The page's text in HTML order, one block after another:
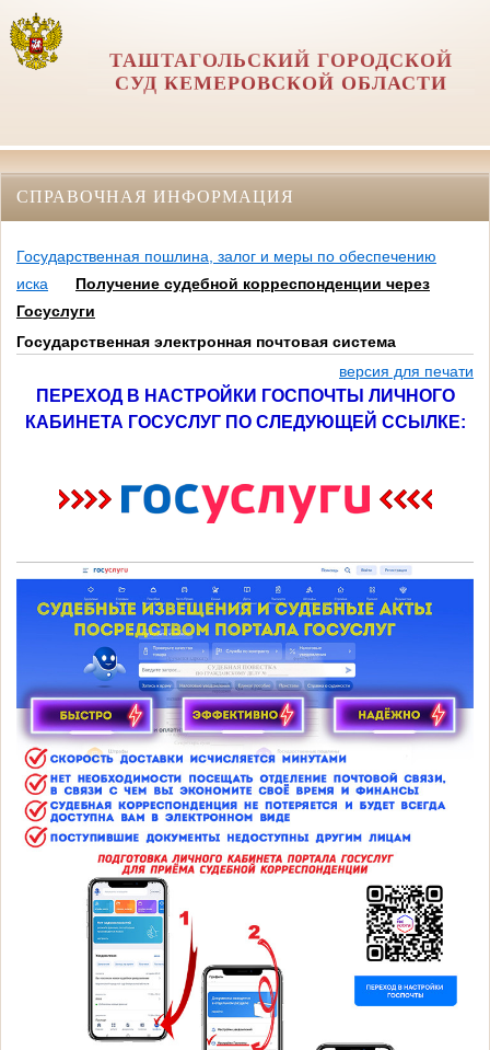
ТАШТАГОЛЬСКИЙ ГОРОДСКОЙ
СУД КЕМЕРОВСКОЙ ОБЛАСТИ
СПРАВОЧНАЯ ИНФОРМАЦИЯ
Государственная пошлина, залог и меры по обеспечению
иска
Получение судебной корреспонденции через
Госуслуги
Государственная электронная почтовая система
версия для печати
ПЕРЕХОД В НАСТРОЙКИ ГОСПОЧТЫ ЛИЧНОГО
КАБИНЕТА ГОСУСЛУГ ПО СЛЕДУЮЩЕЙ ССЫЛКЕ: